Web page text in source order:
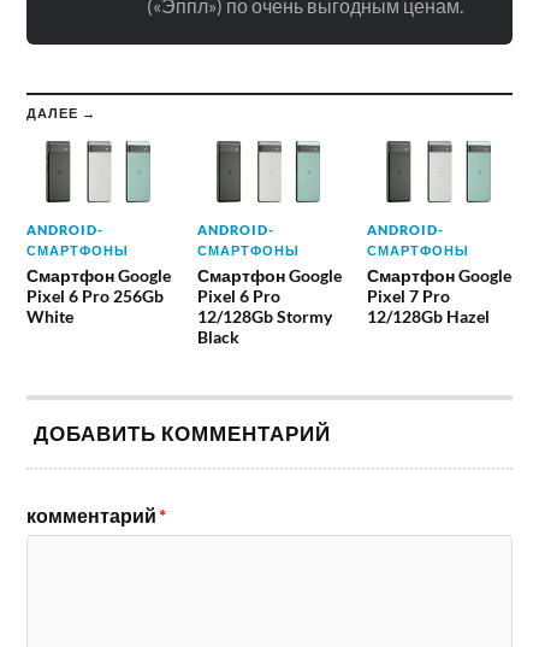
(«Эппл») по очень выгодным ценам.
ДАЛЕЕ →
ANDROID-
СМАРТФОНЫ
Смартфон Google
Pixel 6 Pro 256Gb
White
ANDROID-
СМАРТФОНЫ
Смартфон Google
Pixel 6 Pro
12/128Gb Stormy
Black
ANDROID-
СМАРТФОНЫ
Смартфон Google
Pixel 7 Pro
12/128Gb Hazel
ДОБАВИТЬ КОММЕНТАРИЙ
комментарий*